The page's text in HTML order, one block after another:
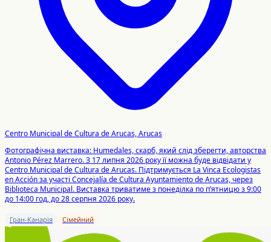
Centro Municipal de Cultura de Arucas, Arucas
Фотографічна виставка: Humedales, скарб, який слід зберегти, авторства
Antonio Pérez Marrero. З 17 липня 2026 року її можна буде відвідати у
Centro Municipal de Cultura de Arucas. Підтримується La Vinca Ecologistas
en Acción за участі Concejalía de Cultura Ayuntamiento de Arucas, через
Biblioteca Municipal. Виставка триватиме з понеділка по п’ятницю з 9:00
до 14:00 год, до 28 серпня 2026 року.
Гран-Канарія Сімейний